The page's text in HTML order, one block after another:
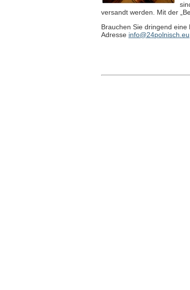
versandt werden. Mit der
Brauchen Sie dringend
Adresse info@24polnisch.eu